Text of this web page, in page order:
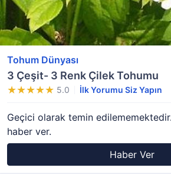
Tohum Dünyası
3 Çeşit- 3 Renk Çilek Tohumu
5.0 İlk Yorumu Siz Yapın
Geçici olarak temin
haber ver.
Haber Ver